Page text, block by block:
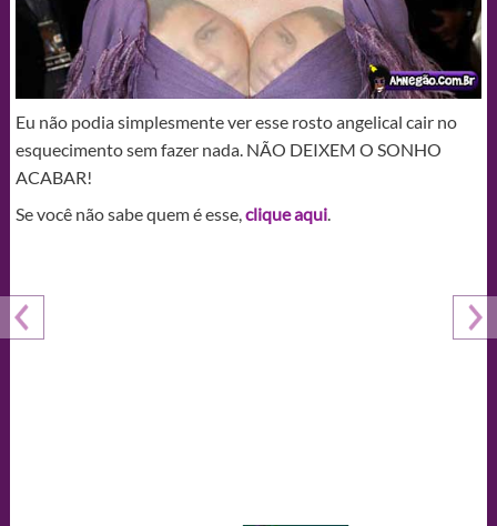
Eu não podia simplesmente ver esse rosto angelical cair no
esquecimento sem fazer nada. NÃO DEIXEM O SONHO
ACABAR!
Se você não sabe quem é esse,clique aqui.